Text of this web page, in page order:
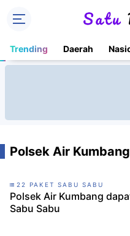
Trending Daerah
Polsek Air Kumbang
22 PAKET SABU SABU
Polsek Air Kumbang
Sabu Sabu